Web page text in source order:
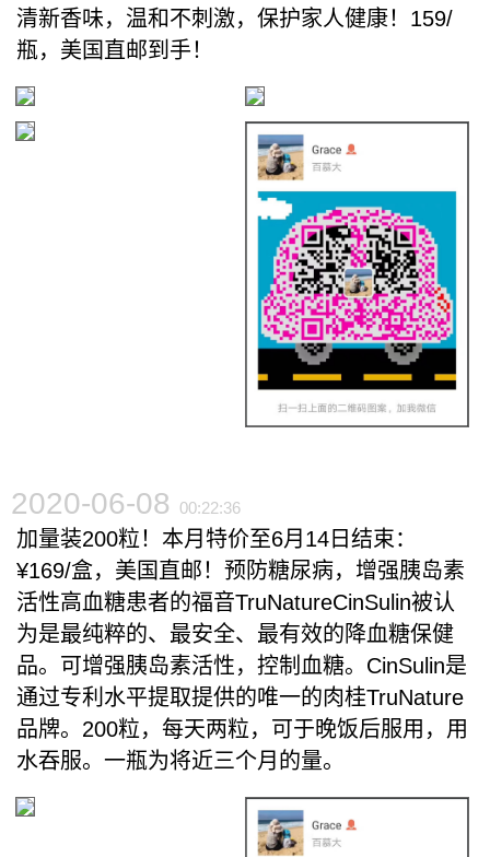
清新香味，温和不刺激，保护家人健康！159/
瓶，美国直邮到手！
2020-06-08 00:22:36
加量装200粒！本月特价至6月14日结束：
¥169/盒，美国直邮！预防糖尿病，增强胰岛素
活性高血糖患者的福音TruNatureCinSulin被认
为是最纯粹的、最安全、最有效的降血糖保健
品。可增强胰岛素活性，控制血糖。CinSulin是
通过专利水平提取提供的唯一的肉桂TruNature
品牌。200粒，每天两粒，可于晚饭后服用，用
水吞服。一瓶为将近三个月的量。